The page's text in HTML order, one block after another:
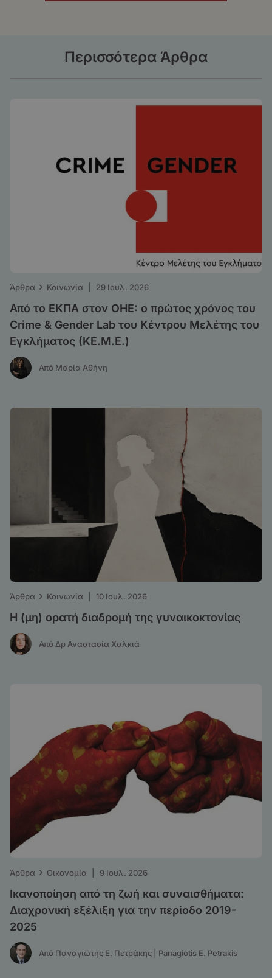
Περισσότερα Άρθρα
Άρθρα › Κοινωνία 29 Ιουλ. 2026
Από το ΕΚΠΑ στον ΟΗΕ: o πρώτος χρόνος του
Crime & Gender Lab του Κέντρου Μελέτης του
Εγκλήματος (ΚΕ.Μ.Ε.)
Από Μαρία Αθήνη
Άρθρα › Κοινωνία 10 Ιουλ. 2026
Η (μη) ορατή διαδρομή της γυναικοκτονίας
Από Δρ Αναστασία Χαλκιά
Άρθρα › Οικονομία 9 Ιουλ. 2026
Ικανοποίηση από τη ζωή και συναισθήματα:
Διαχρονική εξέλιξη για την περίοδο 2019-
2025
Από Παναγιώτης Ε. Πετράκης | Panagiotis E. Petrakis